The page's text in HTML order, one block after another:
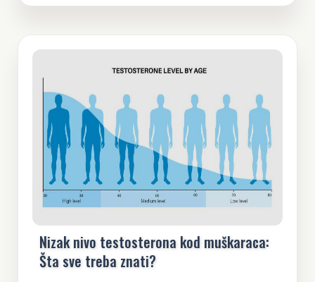
Nizak nivo testosterona kod muškaraca:
Šta sve treba znati?